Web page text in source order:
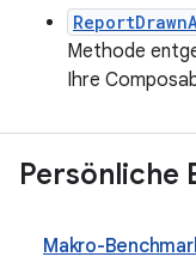
Methode
Ihre
Persönliche
Makro-